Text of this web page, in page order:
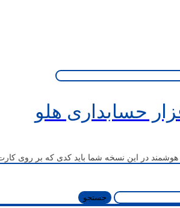
حسابداری هلو
در این نسخه شما باید کدی که بر روی